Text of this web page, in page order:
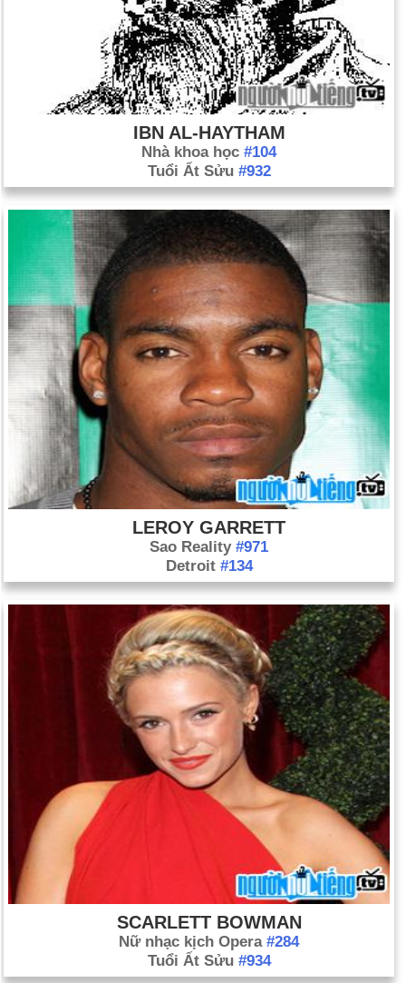
IBN AL-HAYTHAM
Nhà khoa học #104
Tuổi Ất Sửu #932
LEROY GARRETT
Sao Reality #971
Detroit #134
SCARLETT BOWMAN
Nữ nhạc kịch Opera #284
Tuổi Ất Sửu #934